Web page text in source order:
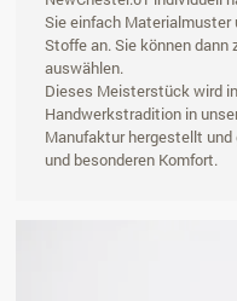
Sie einfach
Stoffe an. Sie können dann
auswählen.
Dieses Meisterstück wird
Handwerkstradition in
Manufaktur hergestellt
und besonderen Komfort.